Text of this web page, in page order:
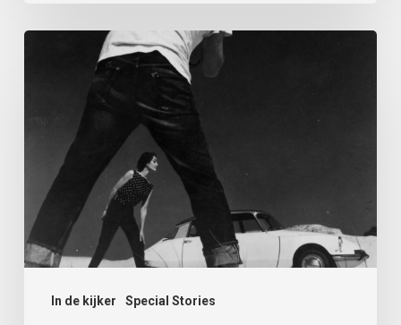
In de kijker Special Stories
HET
STRIJKT
…